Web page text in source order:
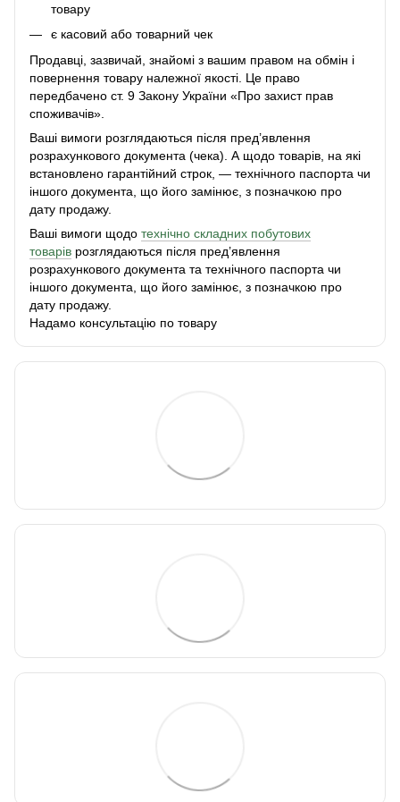
товару
є касовий або товарний чек
Продавці, зазвичай, знайомі з вашим правом на обмін і
повернення товару належної якості. Це право
передбачено ст. 9 Закону України «Про захист прав
споживачів».
Ваші вимоги розглядаються після пред’явлення
розрахункового документа (чека). А щодо товарів, на які
встановлено гарантійний строк, — технічного паспорта чи
іншого документа, що його замінює, з позначкою про
дату продажу.
Ваші вимоги щодо технічно складних побутових
товарів розглядаються після пред’явлення
розрахункового документа та технічного паспорта чи
іншого документа, що його замінює, з позначкою про
дату продажу.
Надамо консультацію по товару